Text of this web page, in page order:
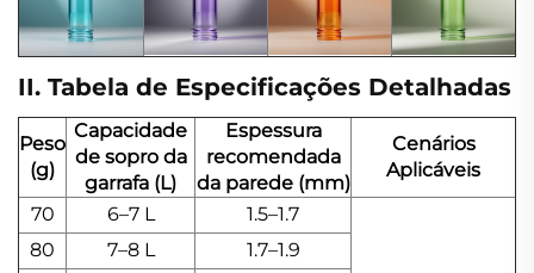
II. Tabela de Especificações Detalhadas
Peso
(g)
Capacidade
de sopro da
garrafa (L)
Espessura
recomendada
da parede (mm)
Cenários
Aplicáveis
70
6–7 L 1.5–1.7
80 7–8 L
1.7–1.9